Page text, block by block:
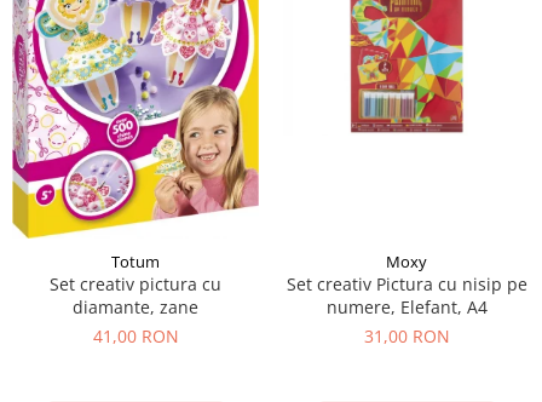
Totum
Set creativ pictura cu
diamante, zane
41,00 RON
Moxy
Set creativ Pictura cu nisip pe
numere, Elefant, A4
31,00 RON